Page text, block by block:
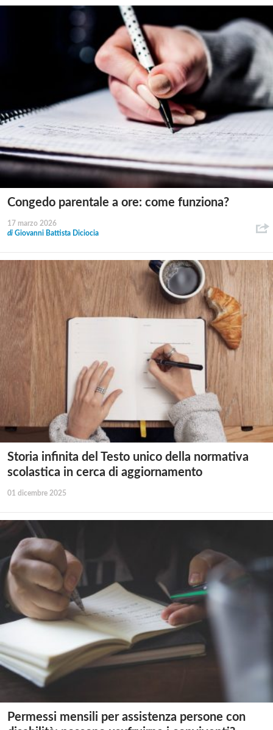
Congedo parentale a ore: come funziona?
17 marzo 2026
di Giovanni Battista Diciocia
Storia infinita del Testo unico della normativa
scolastica in cerca di aggiornamento
01 dicembre 2025
Permessi mensili per assistenza persone con